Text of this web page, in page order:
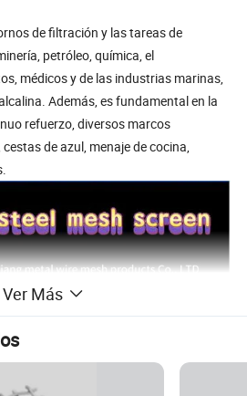
de filtración y las tareas de
petróleo, química, el
médicos y de las industrias marinas,
Además, es fundamental en la
refuerzo, diversos marcos
de azul, menaje de cocina,
Ver Más